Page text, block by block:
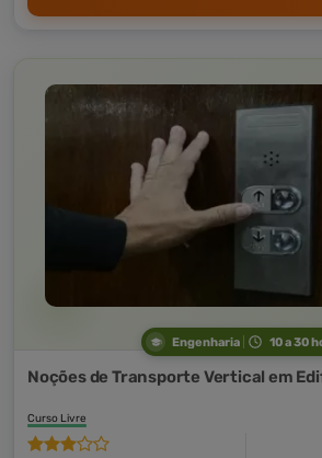
Engenharia 10 a 30
Noções de Transporte Vertical em
Curso Livre